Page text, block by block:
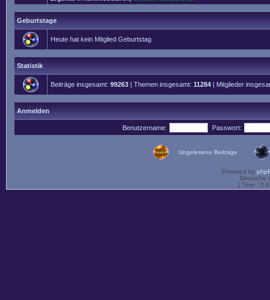
Geburtstage
Heute hat kein Mitglied Geburtstag
Statistik
Beiträge insgesamt: 99263 | Themen insgesamt: 11284 | Mitglieder
Anmelden
Benutzername: Passwort:
Ungelesene Beiträge
Powered by
Deutsche
[ Time :